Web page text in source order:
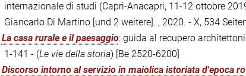
internazionale di studi (Capri-Anacapri, 11-12 ottobre
Giancarlo Di Martino [und 2 weitere]. , 2020. - X, 534
La casa rurale e il paesaggio: guida al recupero
1-141 - (Le vie della storia) [Be 2520-6200]
Discorso intorno al servizio in maiolica istoriata d'epoca